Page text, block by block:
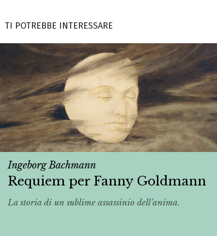
TI POTREBBE INTERESSARE
Ingeborg Bachmann
Requiem per Fanny Goldmann
La storia di un sublime assassinio dell’anima.